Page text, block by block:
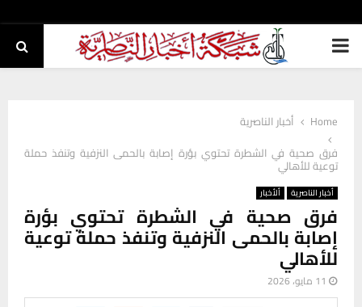
PRIMARY
Home
أخبار الناصرية
فرق صحية في الشطرة تحتوي بؤرة إصابة بالحمى النزفية وتنفذ حملة
توعية للأهالي
أخبار الناصرية ألأخبار
فرق صحية في الشطرة تحتوي بؤرة
إصابة بالحمى النزفية وتنفذ حملة توعية
للأهالي
11 مايو، 2026